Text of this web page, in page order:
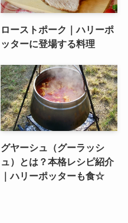
ローストポーク｜ハリーポ
ッターに登場する料理
グヤーシュ（グーラッシ
ュ）とは？本格レシピ紹介
｜ハリーポッターも食☆